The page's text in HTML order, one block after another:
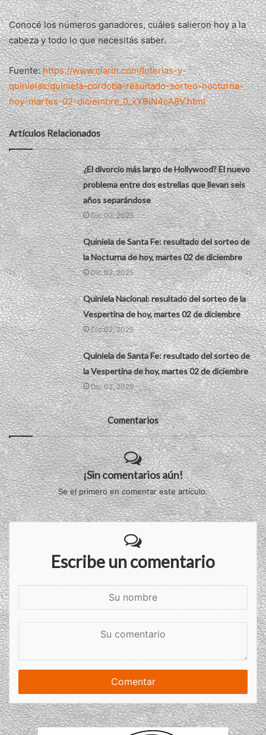
Conocé los números ganadores, cuáles salieron hoy a la
cabeza y todo lo que necesitás saber.
Fuente:https://www.clarin.com/loterias-y-
quinielas/quiniela-cordoba-resultado-sorteo-nocturna-
hoy-martes-02-diciembre_0_xYBiN4cA8V.html
Artículos Relacionados
¿El divorcio más largo de Hollywood? El nuevo
problema entre dos estrellas que llevan seis
años separándose
Dic 02, 2025
Quiniela de Santa Fe: resultado del sorteo de
la Nocturna de hoy, martes 02 de diciembre
Dic 02, 2025
Quiniela Nacional: resultado del sorteo de la
Vespertina de hoy, martes 02 de diciembre
Dic 02, 2025
Quiniela de Santa Fe: resultado del sorteo de
la Vespertina de hoy, martes 02 de diciembre
Dic 02, 2025
Comentarios
¡Sin comentarios aún!
Se el primero en comentar este artículo.
Escribe un comentario
n
t
a